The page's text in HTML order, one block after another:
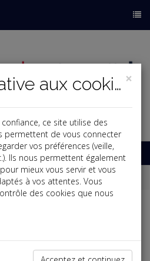
×
Politique relative aux cookies
ce site utilise des
permettent de vous connecter
vos préférences (veille,
Ils nous permettent également
mieux vous servir et vous
à vos attentes. Vous
des cookies que nous